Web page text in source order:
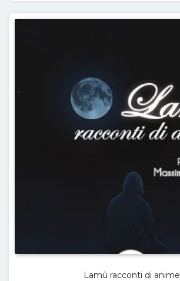
Lamù racconti di anime